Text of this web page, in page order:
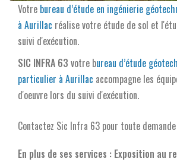
Votre bureau d’étude en ingénierie
à Aurillac réalise votre étude de sol et
suivi d'exécution.
SIC INFRA 63 votre bureau d’étude
particulier à Aurillac accompagne les
d'oeuvre lors du suivi d'exécution.
Contactez Sic Infra 63 pour toute
En plus de ses services : Exposition au